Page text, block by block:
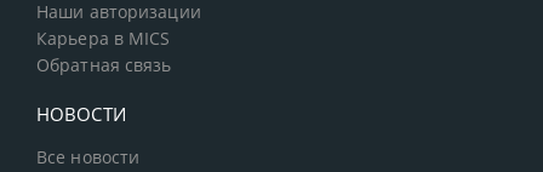
Наши авторизации
Карьера в MICS
Обратная связь
НОВОСТИ
Все новости